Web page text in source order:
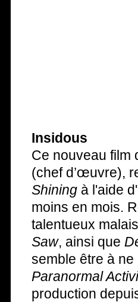
Insidous
Ce nouveau film
(chef d’œuvre),
Shining à l'aide
moins en mois.
talentueux
Saw, ainsi que
semble être à
Paranormal
production